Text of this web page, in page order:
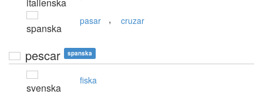
italienska
spanska
pasar , cruzar
pescar spanska
svenska
fiska